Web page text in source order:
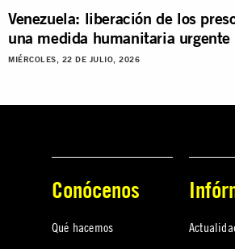
Venezuela: liberación de los
una medida humanitaria urgente
MIÉRCOLES, 22 DE JULIO, 2026
Conócenos
Qué hacemos